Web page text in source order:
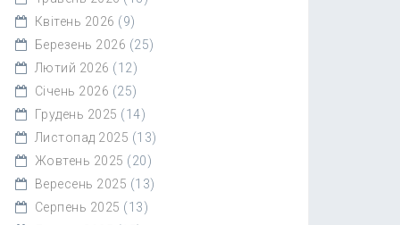
Квітень 2026 (9)
Березень 2026 (25)
Лютий 2026 (12)
Січень 2026 (25)
Грудень 2025 (14)
Листопад 2025 (13)
Жовтень 2025 (20)
Вересень 2025 (13)
Серпень 2025 (13)